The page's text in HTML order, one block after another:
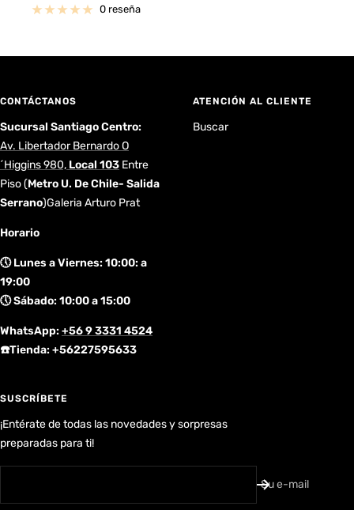
de
0 reseña
CONTÁCTANOS
Sucursal Santiago Centro:
Av. Libertador Bernardo O
´Higgins 980, Local 103 Entre
Piso(Metro U. De Chile- Salida
Serrano)Galeria Arturo Prat
Horario
🕔 Lunes a Viernes: 10:00: a
19:00
🕔 Sábado: 10:00 a 15:00
WhatsApp:+56 9 3331 4524
☎️Tienda: +56227595633
ATENCIÓN AL CLIENTE
Buscar
SUSCRÍBETE
¡Entérate de todas las novedades y sorpresas
preparadas para ti!
Su e-mail